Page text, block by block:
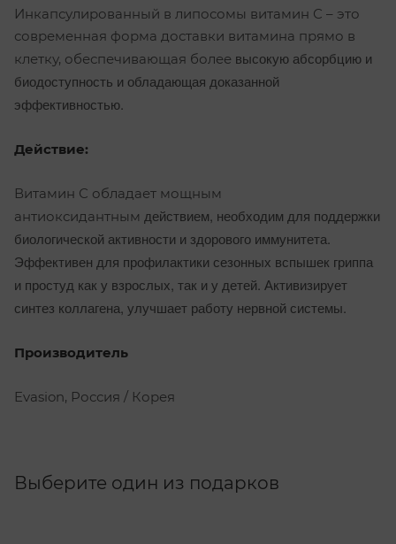
Инкапсулированный в липосомы витамин С – это
современная форма доставки витамина прямо в
клетку, обеспечивающая более высокую абсорбцию и
биодоступность и обладающая доказанной
эффективностью.
Действие:
Витамин С обладает мощным
антиоксидантным действием, необходим для поддержки
биологической активности и здорового иммунитета.
Эффективен для профилактики сезонных вспышек гриппа
и простуд как у взрослых, так и у детей. Активизирует
синтез коллагена, улучшает работу нервной системы.
Производитель
Evasion, Россия / Корея
Выберите один из подарков